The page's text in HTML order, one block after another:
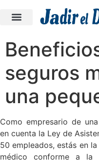
seguros
una
Como empresario de
en cuenta la Ley de
50 empleados, estás en
médico conforme a la